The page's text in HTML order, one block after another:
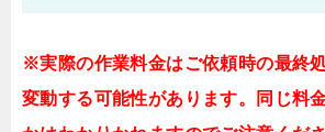
※実際の作業料金はご依頼時の最終
変動する可能性があります。同じ料